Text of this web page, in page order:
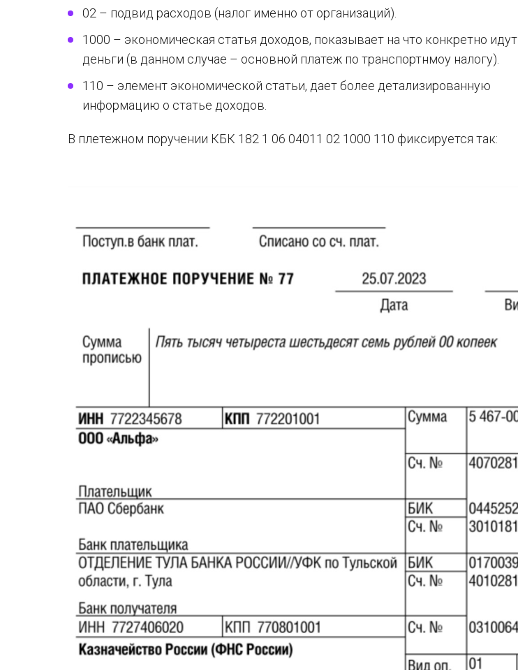
02 – подвид расходов (налог именно от организаций).
1000 – экономическая статья доходов, показывает на что конкретно идут
деньги (в данном случае – основной платеж по транспортнмоу налогу).
110 – элемент экономической статьи, дает более детализированную
информацию о статье доходов.
В плетежном поручении КБК 182 1 06 04011 02 1000 110 фиксируется так: